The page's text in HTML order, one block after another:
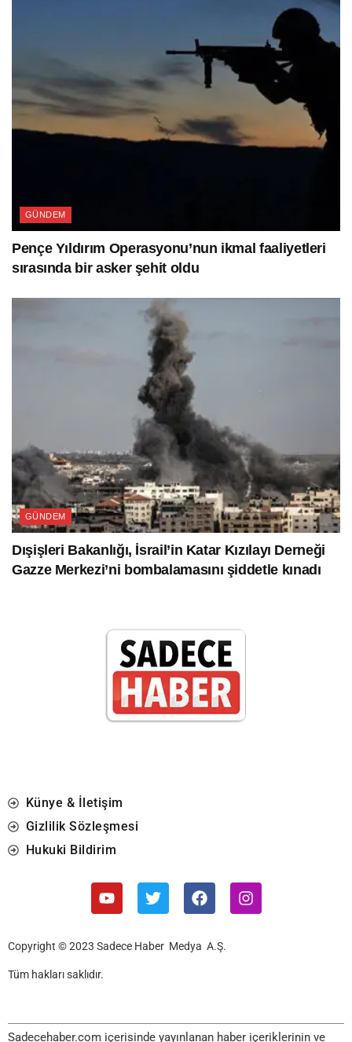
GÜNDEM
Pençe Yıldırım Operasyonu’nun ikmal faaliyetleri
sırasında bir asker şehit oldu
GÜNDEM
Dışişleri Bakanlığı, İsrail’in Katar Kızılayı Derneği
Gazze Merkezi’ni bombalamasını şiddetle kınadı
Künye & İletişim
Gizlilik Sözleşmesi
Hukuki Bildirim
Copyright © 2023 Sadece Haber Medya A.Ş.
Tüm hakları saklıdır.
Sadecehaber.com içerisinde yayınlanan haber içeriklerinin ve